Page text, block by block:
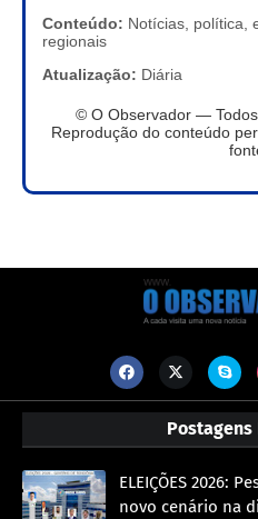
Conteúdo: Notícias, política,
regionais
Atualização: Diária
© O Observador —
Reprodução do conteúdo
Postagens
ELEIÇÕES 2026:
novo cenário na